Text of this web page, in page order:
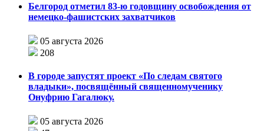
Белгород отметил 83-ю годовщину освобождения от
немецко-фашистских захватчиков
05 августа 2026
208
В городе запустят проект «По следам святого
владыки», посвящённый священномученику
Онуфрию Гагалюку.
05 августа 2026